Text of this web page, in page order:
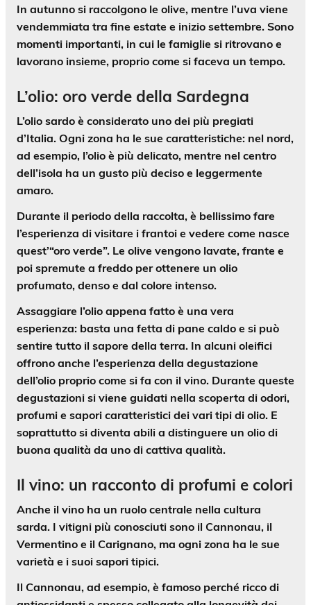
In autunno si raccolgono le olive, mentre l’uva viene
vendemmiata tra fine estate e inizio settembre. Sono
momenti importanti, in cui le famiglie si ritrovano e
lavorano insieme, proprio come si faceva un tempo.
L’olio: oro verde della Sardegna
L’olio sardo è considerato uno dei più pregiati
d’Italia. Ogni zona ha le sue caratteristiche: nel nord,
ad esempio, l’olio è più delicato, mentre nel centro
dell’isola ha un gusto più deciso e leggermente
amaro.
Durante il periodo della raccolta, è bellissimo fare
l’esperienza di visitare i frantoi e vedere come nasce
quest’“oro verde”. Le olive vengono lavate, frante e
poi spremute a freddo per ottenere un olio
profumato, denso e dal colore intenso.
Assaggiare l’olio appena fatto è una vera
esperienza: basta una fetta di pane caldo e si può
sentire tutto il sapore della terra. In alcuni oleifici
offrono anche l’esperienza della degustazione
dell’olio proprio come si fa con il vino. Durante queste
degustazioni si viene guidati nella scoperta di odori,
profumi e sapori caratteristici dei vari tipi di olio. E
soprattutto si diventa abili a distinguere un olio di
buona qualità da uno di cattiva qualità.
Il vino: un racconto di profumi e colori
Anche il vino ha un ruolo centrale nella cultura
sarda. I vitigni più conosciuti sono il Cannonau, il
Vermentino e il Carignano, ma ogni zona ha le sue
varietà e i suoi sapori tipici.
Il Cannonau, ad esempio, è famoso perché ricco di